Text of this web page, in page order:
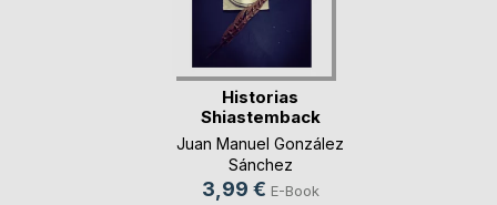
Historias
Shiastemback
Juan Manuel González
Sánchez
3,99 € E-Book